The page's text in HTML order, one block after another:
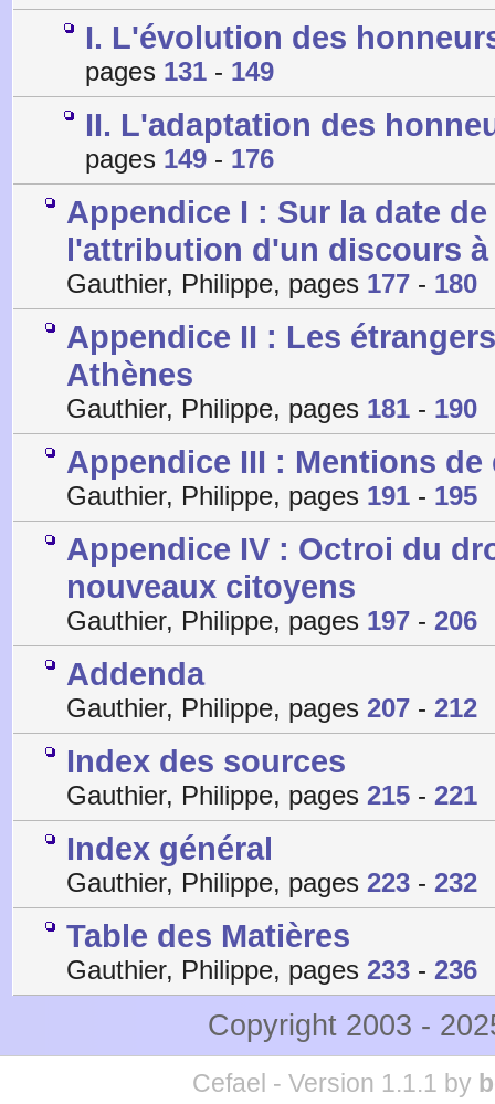
I. L'évolution des
pages 131 - 149
II. L'adaptation des
pages 149 - 176
Appendice I : Sur la date
l'attribution d'un discours à
Gauthier, Philippe, pages 177 - 180
Appendice II : Les
Athènes
Gauthier, Philippe, pages 181 - 190
Appendice III : Mentions
Gauthier, Philippe, pages 191 - 195
Appendice IV : Octroi du
nouveaux citoyens
Gauthier, Philippe, pages 197 - 206
Addenda
Gauthier, Philippe, pages 207 - 212
Index des sources
Gauthier, Philippe, pages 215 - 221
Index général
Gauthier, Philippe, pages 223 - 232
Table des Matières
Gauthier, Philippe, pages 233 - 236
Copyright 2003 -
Cefael - Version 1.1.1 by